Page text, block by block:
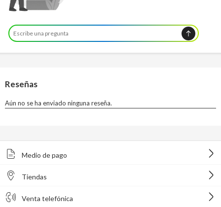
Medio de pago
Tiendas
Venta telefónica